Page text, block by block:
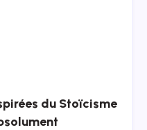
du Stoïcisme